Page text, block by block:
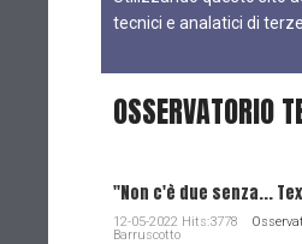
tecnici e analatici di
OSSERVATORIO
"Non c'è due senza...
12-05-2022 Hits:3778
Barruscotto